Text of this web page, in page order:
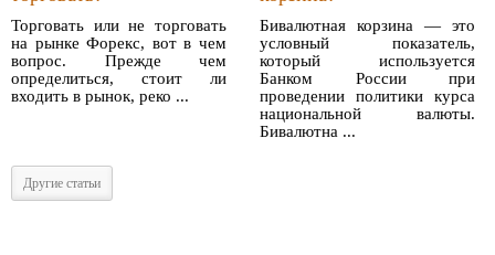
Торговать или не торговать
на рынке Форекс, вот в чем
вопрос. Прежде чем
определиться, стоит ли
входить в рынок, реко ...
Бивалютная корзина — это
условный показатель,
который используется
Банком России при
проведении политики курса
национальной валюты.
Бивалютна ...
Другие статьи